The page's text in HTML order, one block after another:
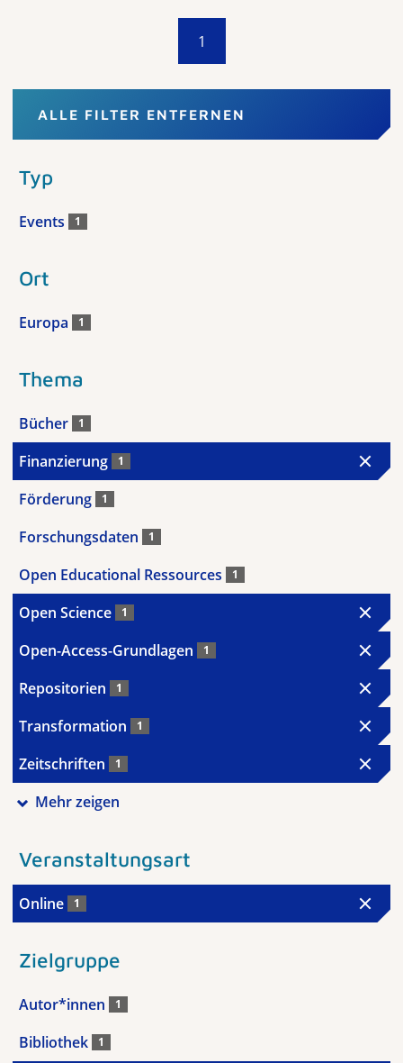
1
ALLE FILTER ENTFERNEN
Typ
Events 1
Ort
Europa 1
Thema
Bücher 1
Finanzierung 1
Förderung 1
Forschungsdaten 1
Open Educational Ressources 1
Open Science 1
Open-Access-Grundlagen 1
Repositorien 1
Transformation 1
Zeitschriften 1
Mehr zeigen
Veranstaltungsart
Online 1
Zielgruppe
Autor*innen 1
Bibliothek 1